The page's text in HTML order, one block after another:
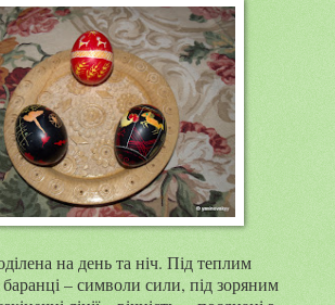
на день та ніч. Під теплим
– символи сили, під зоряним